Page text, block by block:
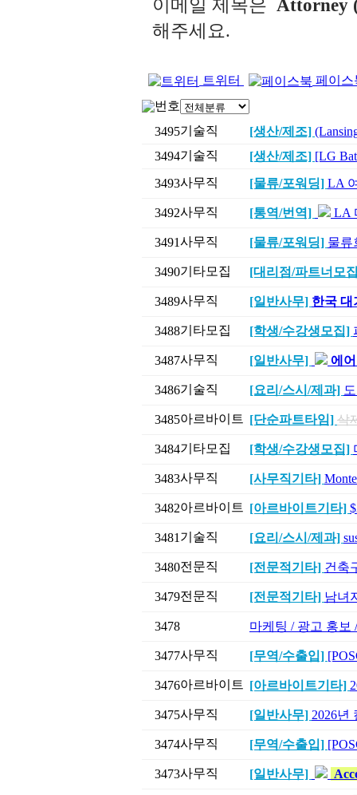
이메일 제목은 Attorney
해주세요.
트위터
페이스
번호
3495기술직 [생산/제조]
3494기술직 [생산/제조] [LG
3493사무직 [물류/포워딩] LA
3492사무직 [통역/번역] LA
3491사무직 [물류/포워딩] 물류
3490기타모집 [대리점/파트너모
3489사무직 [일반사무] 한국 대
3488기타모집 [학생/수강생모집]
3487사무직 [일반사무] 에
3486기술직 [요리/스시/제과]
3485아르바이트 [단순파트타임] 삭
3484기타모집 [학생/수강생모집]
3483사무직 [사무직기타]
3482아르바이트 [아르바이트기타]
3481 기술직 [요리/스시/제과]
3480전문직 [전문적기타] 건축
3479전문직 [전문적기타] 남녀
3478 마케팅 / 광고 홍보
3477사무직 [무역/수출입]
3476아르바이트 [아르바이트기타]
3475사무직 [일반사무] 2026년
3474사무직 [무역/수출입]
3473사무직 [일반사무]